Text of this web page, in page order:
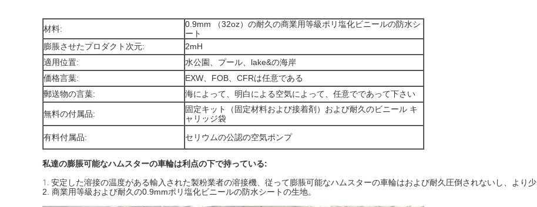
材料:
0.9mm （32oz）の耐久の商業用等級ポリ塩化ビニールの防水シ
ート
膨脹させたプロダクト次元:
2mH
適用位置:
水公園、プール、lake&の海岸
価格言葉:
EXW、FOB、CFRは任意である
郵送物の言葉:
海によって、明白による空気によって、任意でであって下さい
無料の付属品:
固定キット（固定材料および接着剤）および耐久のビニール キ
ャリッジ袋
有料付属品:
セリウムの公認の空気ポンプ
私達の膨脹可能なハムスターの車輪は利点の下で持っている:
1. 安定した溶接の温度がある輸入された製粉業者の溶接機、従って膨脹可能なハムスターの車輪はおよび耐久圧倒されないし、より少
2. 商業用等級および耐久の0.9mmポリ塩化ビニールの防水シートの生地。